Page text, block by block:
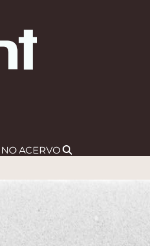
NO ACERVO